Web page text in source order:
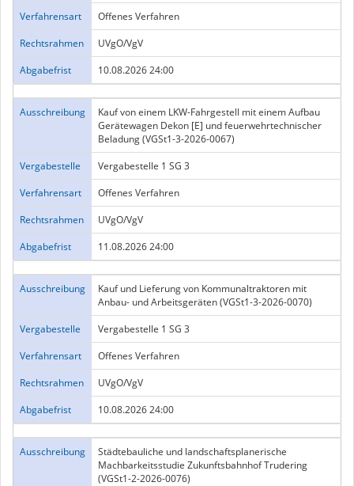
Verfahrensart
Offenes Verfahren
Rechtsrahmen
UVgO/VgV
Abgabefrist
10.08.2026 24:00
Ausschreibung
Kauf von einem LKW-Fahrgestell mit einem Aufbau
Gerätewagen Dekon [E] und feuerwehrtechnischer
Beladung (VGSt1-3-2026-0067)
Vergabestelle
Vergabestelle 1 SG 3
Verfahrensart
Offenes Verfahren
Rechtsrahmen
UVgO/VgV
Abgabefrist
11.08.2026 24:00
Ausschreibung
Kauf und Lieferung von Kommunaltraktoren mit
Anbau- und Arbeitsgeräten (VGSt1-3-2026-0070)
Vergabestelle
Vergabestelle 1 SG 3
Verfahrensart
Offenes Verfahren
Rechtsrahmen
UVgO/VgV
Abgabefrist
10.08.2026 24:00
Ausschreibung
Städtebauliche und landschaftsplanerische
Machbarkeitsstudie Zukunftsbahnhof Trudering
(VGSt1-2-2026-0076)